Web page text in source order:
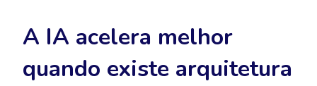
A IA acelera melhor
quando existe arquitetura